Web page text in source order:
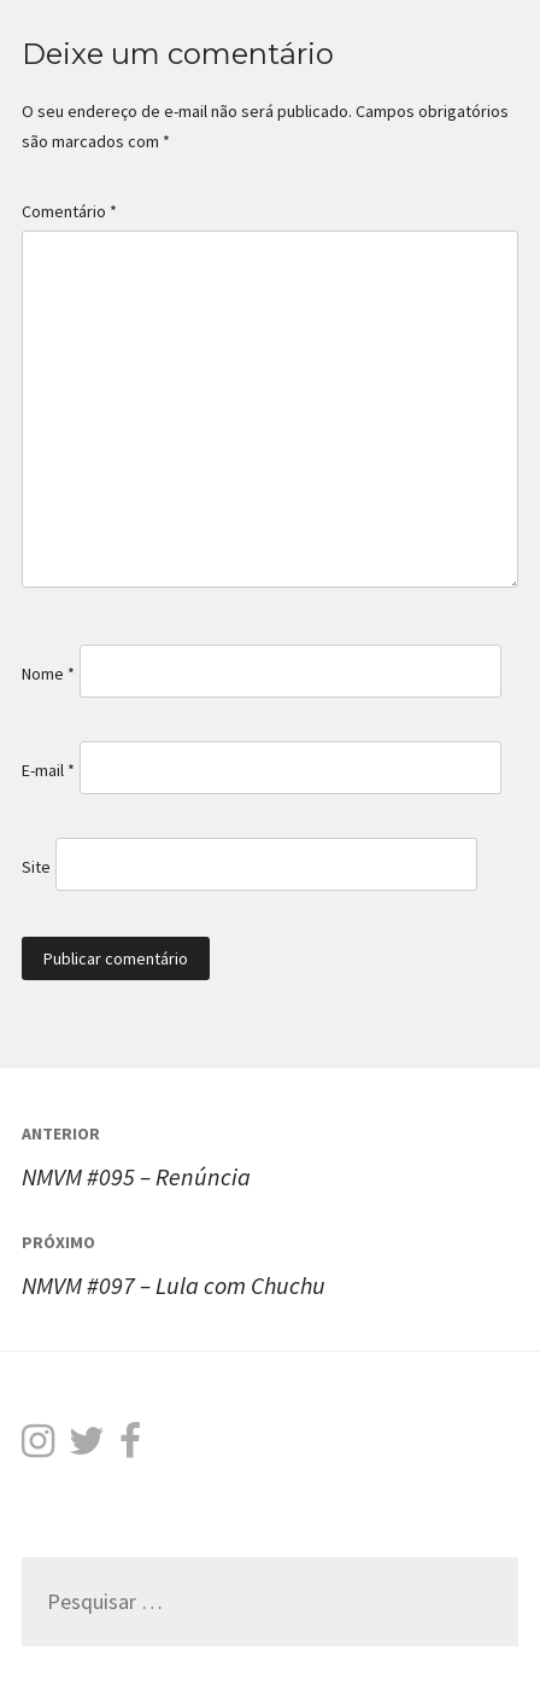
Deixe um comentário
O seu endereço de e-mail não será publicado. Campos obrigatórios
são marcados com *
Comentário *
Nome *
E-mail *
Site
Navegação
de
ANTERIOR
NMVM #095 – Renúncia
PRÓXIMO
NMVM #097 – Lula com Chuchu